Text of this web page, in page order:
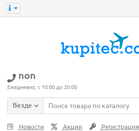
non
Ежедневно, с 10:00 до 20:00
Везде
Новости Акции Регистрация